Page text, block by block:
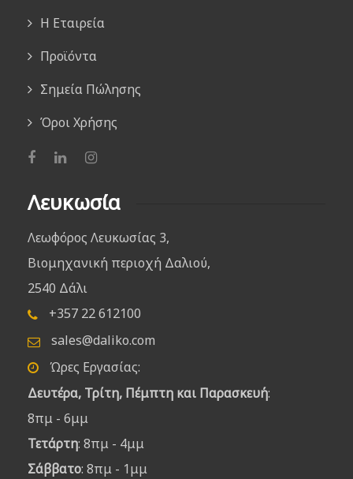
Η Εταιρεία
Προϊόντα
Σημεία Πώλησης
Όροι Χρήσης
Λευκωσία
Λεωφόρος Λευκωσίας 3,
Βιομηχανική περιοχή Δαλιού,
2540 Δάλι
+357 22 612100
sales@daliko.com
Ώρες Εργασίας:
Δευτέρα, Τρίτη, Πέμπτη και Παρασκευή:
8πμ - 6μμ
Τετάρτη: 8πμ - 4μμ
Σάββατο: 8πμ - 1μμ